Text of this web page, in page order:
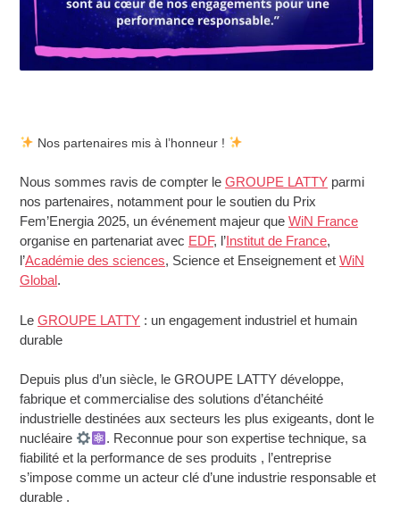
Nos partenaires mis à l’honneur !
Nous sommes ravis de compter leGROUPE LATTY parmi
nos partenaires, notamment pour le soutien du Prix
Fem’Energia 2025, un événement majeur queWiN France
organise en partenariat avec EDF, l’Institut de France,
l’Académie des sciences, Science et Enseignement etWiN
Global.
LeGROUPE LATTY : un engagement industriel et humain
durable
Depuis plus d’un siècle, le GROUPE LATTY développe,
fabrique et commercialise des solutions d’étanchéité
industrielle destinées aux secteurs les plus exigeants, dont le
nucléaire
. Reconnue pour son expertise technique, sa
fiabilité et la performance de ses produits , l’entreprise
s’impose comme un acteur clé d’une industrie responsable et
durable .